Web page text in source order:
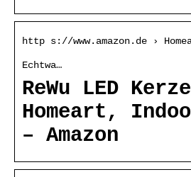
http s://www.amazon.de ›
Echtwa…
ReWu LED
Homeart,
– Amazon